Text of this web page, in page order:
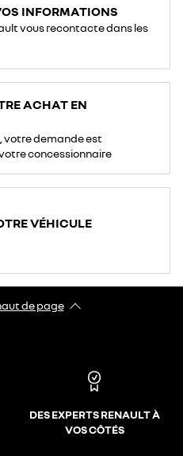
INFORMATIONS
vous recontacte dans les
ACHAT EN
votre demande est
concessionnaire
VÉHICULE
de page​
DES EXPERTS RENAULT À
VOS CÔTÉS